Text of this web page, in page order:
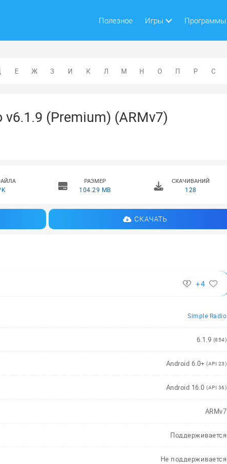
Полезное Игры Программы
Е Ж З И К Л М Н О П Р С
(Premium) (ARMv7)
РАЗМЕР
104.29 MB
СКАЧИВАНИЙ
128
СКАЧАТЬ
+4
Simple Radio
6.1.9 (854)
Android 6.0+ (API 23)
Android 16.0 (API 36)
ARMv7
Поддерживается
Не поддерживается